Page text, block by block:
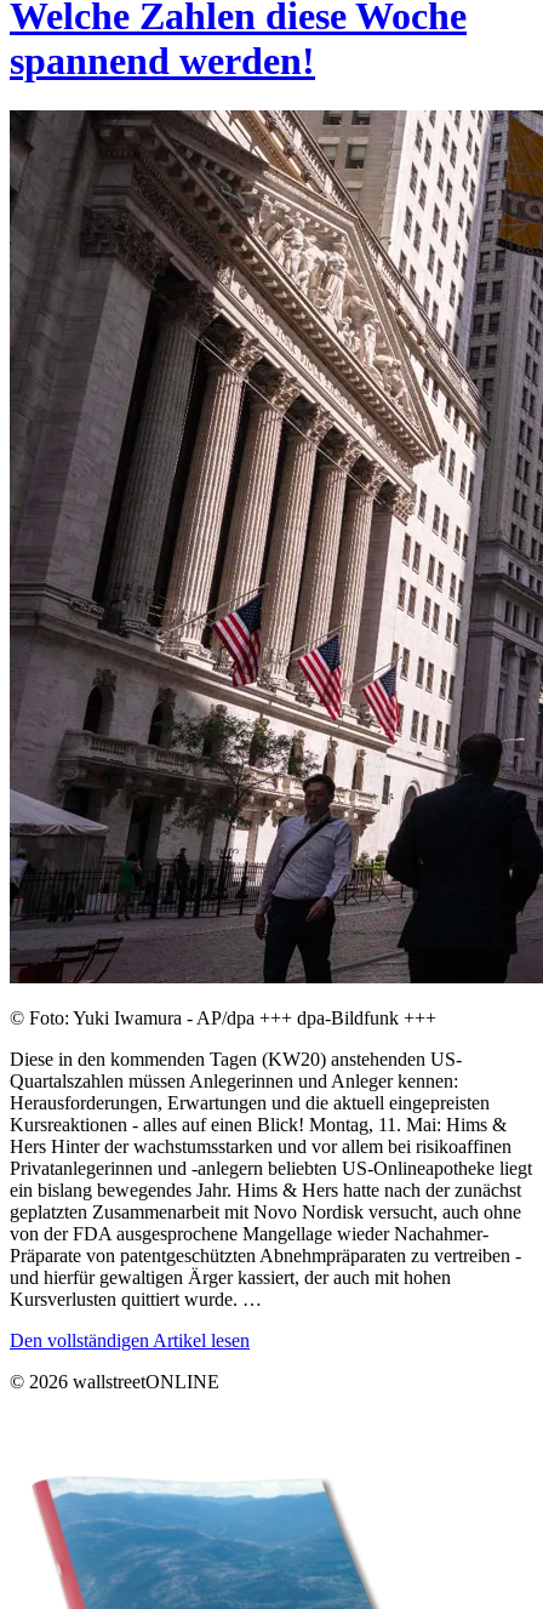
Welche Zahlen diese Woche
spannend werden!
© Foto: Yuki Iwamura - AP/dpa +++ dpa-Bildfunk +++
Diese in den kommenden Tagen (KW20) anstehenden US-
Quartalszahlen müssen Anlegerinnen und Anleger kennen:
Herausforderungen, Erwartungen und die aktuell eingepreisten
Kursreaktionen - alles auf einen Blick! Montag, 11. Mai: Hims &
Hers Hinter der wachstumsstarken und vor allem bei risikoaffinen
Privatanlegerinnen und -anlegern beliebten US-Onlineapotheke liegt
ein bislang bewegendes Jahr. Hims & Hers hatte nach der zunächst
geplatzten Zusammenarbeit mit Novo Nordisk versucht, auch ohne
von der FDA ausgesprochene Mangellage wieder Nachahmer-
Präparate von patentgeschützten Abnehmpräparaten zu vertreiben -
und hierfür gewaltigen Ärger kassiert, der auch mit hohen
Kursverlusten quittiert wurde. …
Den vollständigen Artikel lesen
© 2026 wallstreetONLINE